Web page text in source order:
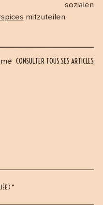
mitzuteilen.
CONSULTER TOUS SES ARTICLES
) *